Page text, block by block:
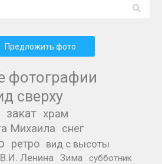
Предложить фото
L
фотографии
сверху
закат храм
Михаила
снег
ретро вид с высоты
Ленина Зима субботник